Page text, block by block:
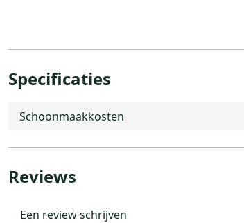
Specificaties
Schoonmaakkosten
Reviews
Een review schrijven